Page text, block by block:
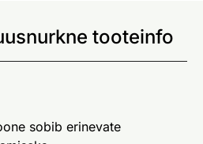
tooteinfo
sobib erinevate